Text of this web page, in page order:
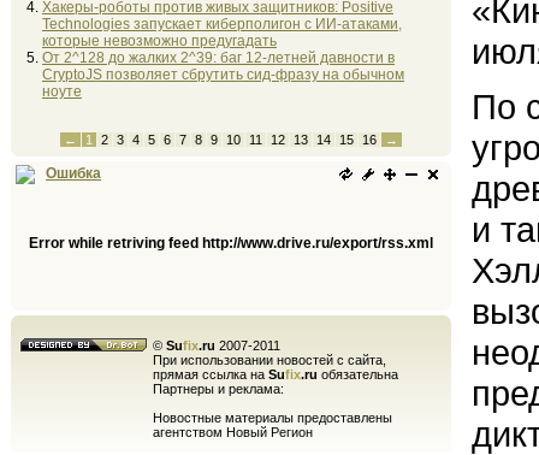
Хакеры-роботы против живых защитников: Positive
Technologies запускает киберполигон с ИИ-атаками,
которые невозможно предугадать
От 2^128 до жалких 2^39: баг 12-летней давности в
CryptoJS позволяет сбрутить сид-фразу на обычном
ноуте
← 1 2 3 4 5 6 7 8 9 10 11 12 13 14 15 16 →
Ошибка
Error while retriving feed http://www.drive.ru/export/rss.xml
© Sufix.ru 2007-2011
При использовании новостей с сайта,
прямая ссылка на Sufix.ru обязательна
Партнеры и реклама:
Новостные материалы предоставлены
агентством Новый Регион
По
и